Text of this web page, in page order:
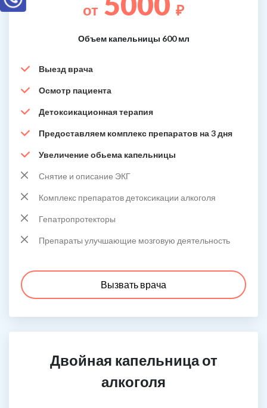
от ₽
Объем капельницы 600 мл
Выезд врача
Осмотр пациента
Детоксикационная терапия
Предоставляем комплекс препаратов на 3 дня
Увеличение обьема капельницы
Снятие и описание ЭКГ
Комплекс препаратов детоксикации алкоголя
Гепатропротекторы
Препараты улучшающие мозговую деятельность
Вызвать врача
Двойная капельница от
алкоголя